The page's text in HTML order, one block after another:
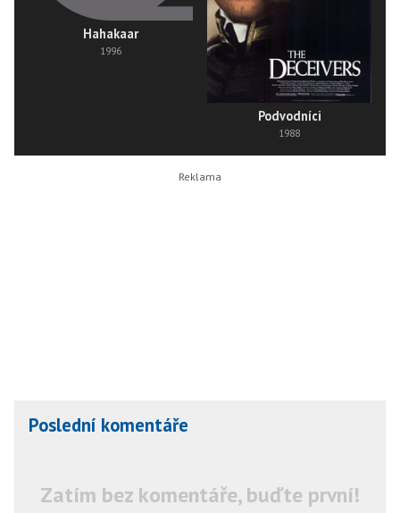
Hahakaar
1996
Podvodníci
1988
Poslední komentáře
Zatím bez komentáře, buďte první!